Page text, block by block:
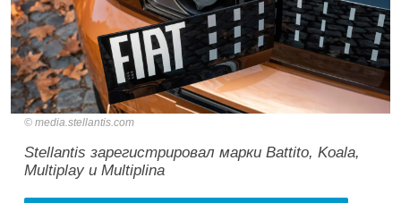
media.stellantis.com
Stellantis зарегистрировал марки Battito, Koala,
Multiplay и Multiplina